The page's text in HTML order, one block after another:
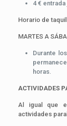
4 €
Horario de
MARTES A
Durante
horas.
ACTIVIDADES
Al igual que
actividades